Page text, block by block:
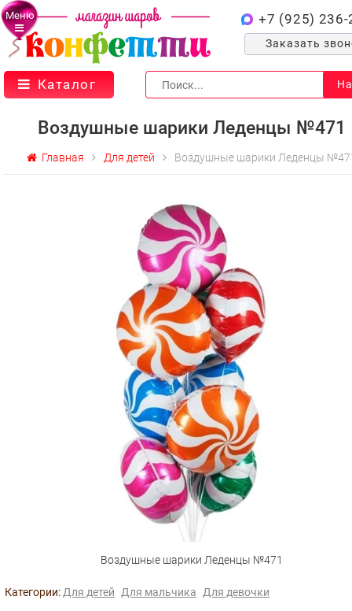
Меню +7 (925) 236-
Заказать
Каталог
Воздушные шарики Леденцы №471
Главная Для детей Воздушные шарики Леденцы
Воздушные шарики Леденцы №471
Категории: Для детей Для мальчика Для девочки